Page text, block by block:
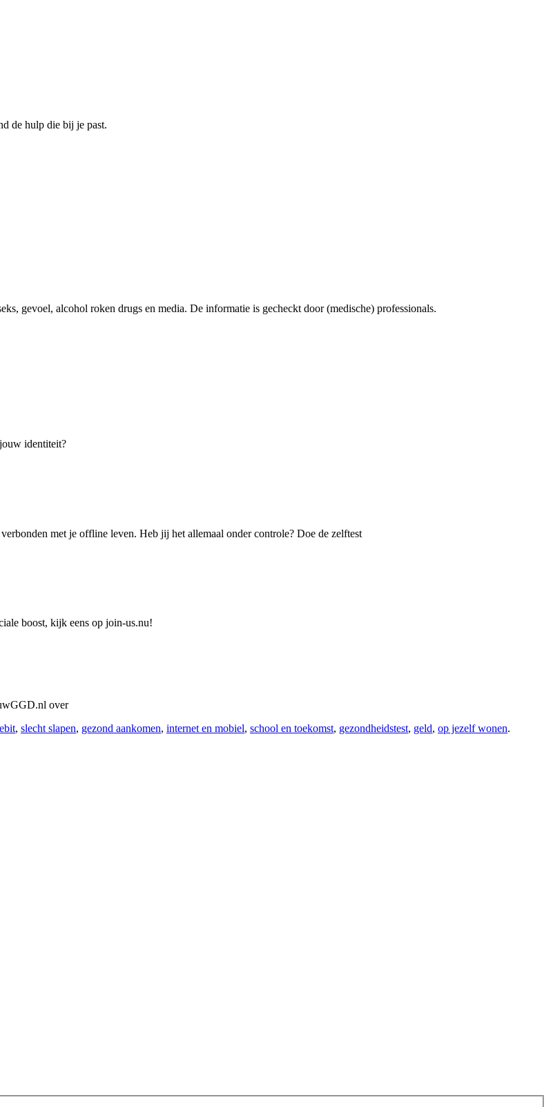
de hulp die bij je past.
gevoel, alcohol roken drugs en media. De informatie is gecheckt door (medische) professionals.
identiteit?
met je offline leven. Heb jij het allemaal onder controle? Doe de zelftest
boost, kijk eens op join-us.nu!
over
, slecht slapen, gezond aankomen, internet en mobiel, school en toekomst, gezondheidstest, geld, op jezelf wonen.